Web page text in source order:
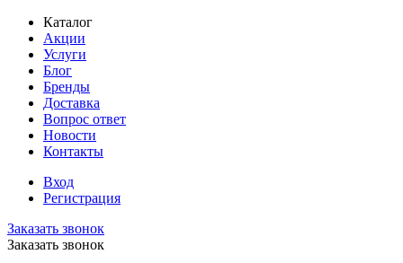
Каталог
Акции
Услуги
Блог
Бренды
Доставка
Вопрос ответ
Новости
Контакты
Вход
Регистрация
Заказать звонок
Заказать звонок